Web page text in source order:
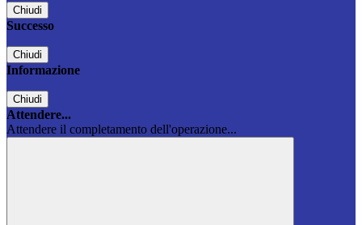
Chiudi
Successo
Chiudi
Informazione
Chiudi
Attendere...
Attendere il completamento dell'operazione...